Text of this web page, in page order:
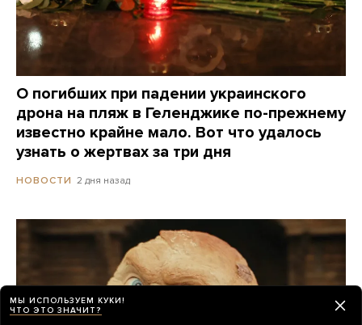
О погибших при падении украинского
дрона на пляж в Геленджике по-прежнему
известно крайне мало. Вот что удалось
узнать о жертвах за три дня
НОВОСТИ 2 дня назад
МЫ ИСПОЛЬЗУЕМ КУКИ!
ЧТО ЭТО ЗНАЧИТ?